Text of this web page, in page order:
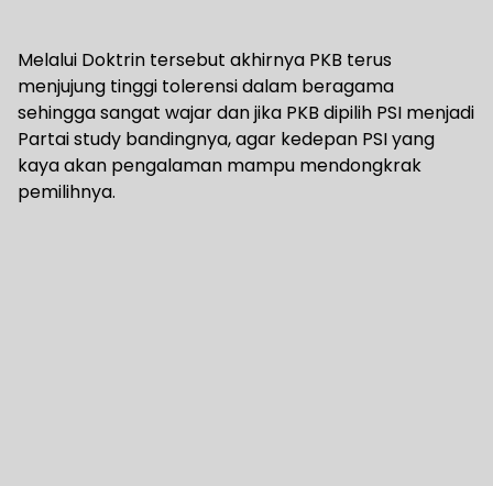
Melalui Doktrin tersebut akhirnya PKB terus
menjujung tinggi tolerensi dalam beragama
sehingga sangat wajar dan jika PKB dipilih PSI menjadi
Partai study bandingnya, agar kedepan PSI yang
kaya akan pengalaman mampu mendongkrak
pemilihnya.